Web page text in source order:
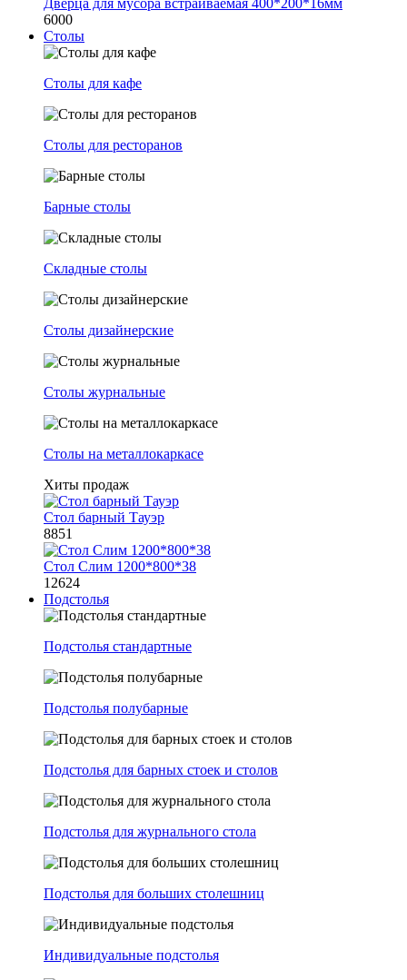
Дверца для мусора встраиваемая 400*200*16мм
6000
Столы
Столы для кафе
Столы для ресторанов
Барные столы
Складные столы
Столы дизайнерские
Столы журнальные
Столы на металлокаркасе
Хиты продаж
Стол барный Тауэр
8851
Стол Слим 1200*800*38
12624
Подстолья
Подстолья стандартные
Подстолья полубарные
Подстолья для барных стоек и столов
Подстолья для журнального стола
Подстолья для больших столешниц
Индивидуальные подстолья